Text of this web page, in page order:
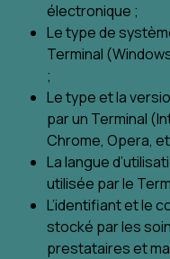
électronique ;
Le type de
Terminal
;
Le type et la
par un Terminal
Chrome, Opera,
La langue
utilisée par le
L’identifiant et le
stocké par les
prestataires et